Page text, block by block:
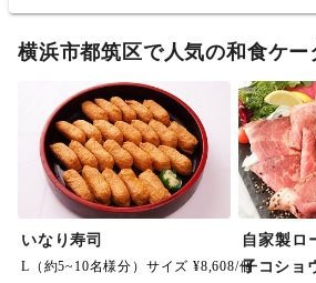
横浜市都筑区で人気の和食ケー
いなり寿司
L（約5~10名様分）サイズ ¥8,608/個
自家製ロ
子コショ